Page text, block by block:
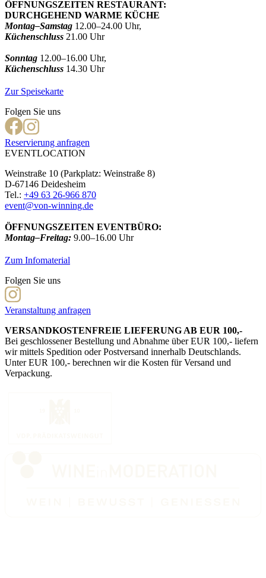
ÖFFNUNGSZEITEN RESTAURANT:
DURCHGEHEND WARME KÜCHE
Montag–Samstag 12.00–24.00 Uhr,
Küchenschluss 21.00 Uhr
Sonntag 12.00–16.00 Uhr,
Küchenschluss 14.30 Uhr
Zur Speisekarte
Folgen Sie uns
Reservierung anfragen
EVENTLOCATION
Weinstraße 10 (Parkplatz: Weinstraße 8)
D-67146 Deidesheim
Tel.: +49 63 26-966 870
event@von-winning.de
ÖFFNUNGSZEITEN EVENTBÜRO:
Montag–Freitag: 9.00–16.00 Uhr
Zum Infomaterial
Folgen Sie uns
Veranstaltung anfragen
VERSANDKOSTENFREIE LIEFERUNG AB EUR 100,-
Bei geschlossener Bestellung und Abnahme über EUR 100,- liefern
wir mittels Spedition oder Postversand innerhalb Deutschlands.
Unter EUR 100,- berechnen wir die Kosten für Versand und
Verpackung.